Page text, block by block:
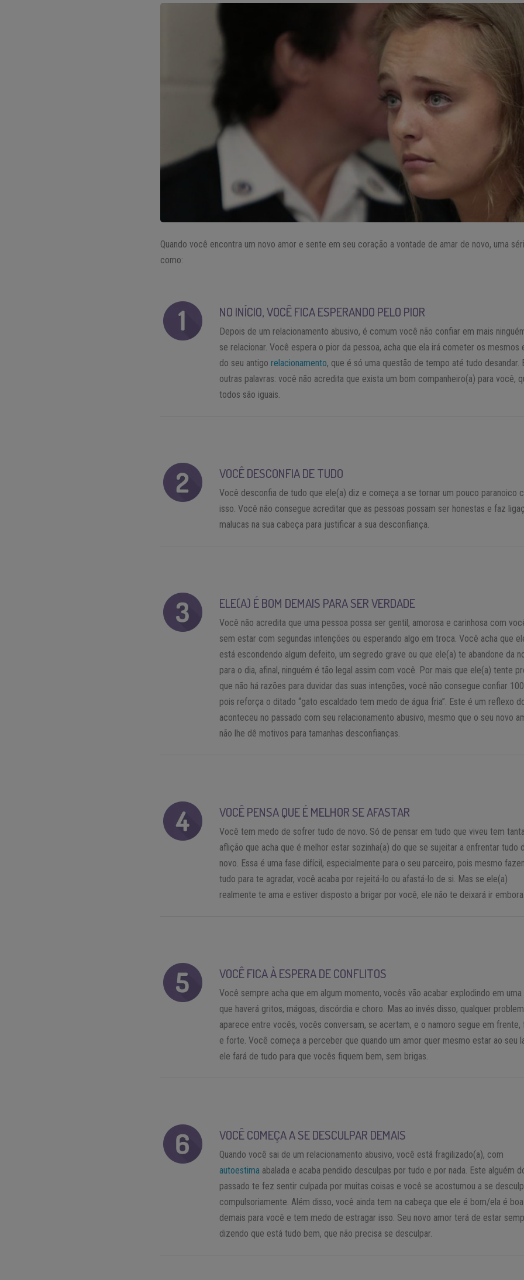
Quando você encontra um novo amor e sente em seu coração a vontade de amar de novo, uma
como:
NO INÍCIO, VOCÊ FICA ESPERANDO PELO PIOR
Depois de um relacionamento abusivo, é comum você não confiar em mais
se relacionar. Você espera o pior da pessoa, acha que ela irá cometer os mesmos
do seu antigorelacionamento, que é só uma questão de tempo até tudo desandar.
outras palavras: você não acredita que exista um bom companheiro(a) para você,
todos são iguais.
VOCÊ DESCONFIA DE TUDO
Você desconfia de tudo que ele(a) diz e começa a se tornar um pouco paranoico
isso. Você não consegue acreditar que as pessoas possam ser honestas e faz
malucas na sua cabeça para justificar a sua desconfiança.
ELE(A) É BOM DEMAIS PARA SER VERDADE
Você não acredita que uma pessoa possa ser gentil, amorosa e carinhosa com
sem estar com segundas intenções ou esperando algo em troca. Você acha que
está escondendo algum defeito, um segredo grave ou que ele(a) te abandone da
para o dia, afinal, ninguém é tão legal assim com você. Por mais que ele(a) tente
que não há razões para duvidar das suas intenções, você não consegue confiar
pois reforça o ditado “gato escaldado tem medo de água fria”. Este é um reflexo
aconteceu no passado com seu relacionamento abusivo, mesmo que o seu novo
não lhe dê motivos para tamanhas desconfianças.
VOCÊ PENSA QUE É MELHOR SE AFASTAR
Você tem medo de sofrer tudo de novo. Só de pensar em tudo que viveu tem tanta
aflição que acha que é melhor estar sozinha(a) do que se sujeitar a enfrentar tudo
novo. Essa é uma fase difícil, especialmente para o seu parceiro, pois mesmo
tudo para te agradar, você acaba por rejeitá-lo ou afastá-lo de si. Mas se ele(a)
realmente te ama e estiver disposto a brigar por você, ele não te deixará ir embora.
VOCÊ FICA À ESPERA DE CONFLITOS
Você sempre acha que em algum momento, vocês vão acabar explodindo em uma
que haverá gritos, mágoas, discórdia e choro. Mas ao invés disso, qualquer
aparece entre vocês, vocês conversam, se acertam, e o namoro segue em frente,
e forte. Você começa a perceber que quando um amor quer mesmo estar ao seu
ele fará de tudo para que vocês fiquem bem, sem brigas.
VOCÊ COMEÇA A SE DESCULPAR DEMAIS
Quando você sai de um relacionamento abusivo, você está fragilizado(a), com
autoestima abalada e acaba pendido desculpas por tudo e por nada. Este alguém
passado te fez sentir culpada por muitas coisas e você se acostumou a se
compulsoriamente. Além disso, você ainda tem na cabeça que ele é bom/ela é boa
demais para você e tem medo de estragar isso. Seu novo amor terá de estar
dizendo que está tudo bem, que não precisa se desculpar.